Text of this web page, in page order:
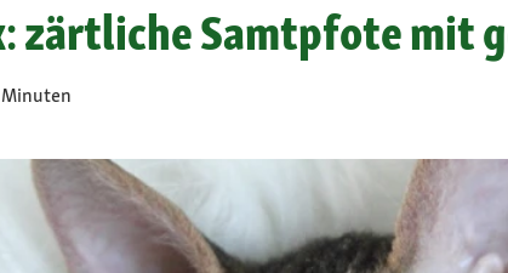
zärtliche Samtpfote mit
Minuten